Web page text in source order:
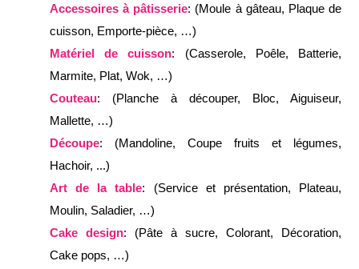
Accessoires à pâtisserie: (Moule à gâteau, Plaque de
cuisson, Emporte-pièce, …)
Matériel de cuisson: (Casserole, Poêle, Batterie,
Marmite, Plat, Wok, …)
Couteau: (Planche à découper, Bloc, Aiguiseur,
Mallette, …)
Découpe: (Mandoline, Coupe fruits et légumes,
Hachoir, ...)
Art de la table: (Service et présentation, Plateau,
Moulin, Saladier, …)
Cake design: (Pâte à sucre, Colorant, Décoration,
Cake pops, …)